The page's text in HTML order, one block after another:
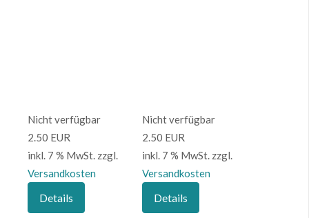
Nicht verfügbar
2.50 EUR
inkl. 7 % MwSt. zzgl.
Versandkosten
Details
Nicht verfügbar
2.50 EUR
inkl. 7 % MwSt. zzgl.
Versandkosten
Details